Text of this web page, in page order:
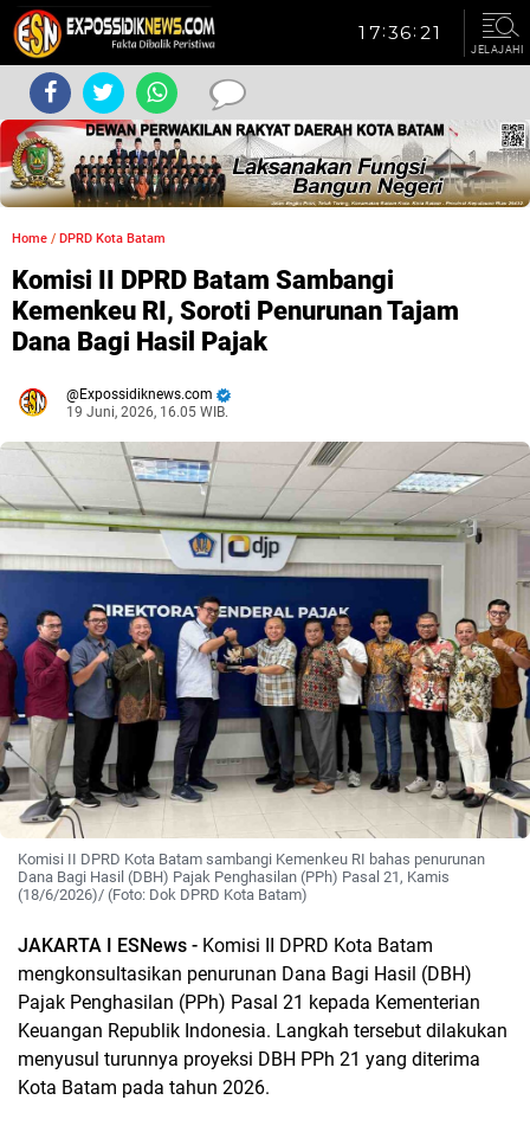
JELAJAHI
Home / DPRD Kota Batam
Komisi II DPRD Batam Sambangi
Kemenkeu RI, Soroti Penurunan Tajam
Dana Bagi Hasil Pajak
Expossidiknews.com
19 Juni, 2026, 16.05 WIB.
Komisi II DPRD Kota Batam sambangi Kemenkeu RI bahas penurunan
Dana Bagi Hasil (DBH) Pajak Penghasilan (PPh) Pasal 21, Kamis
(18/6/2026)/ (Foto: Dok DPRD Kota Batam)
JAKARTA I ESNews - Komisi II DPRD Kota Batam
mengkonsultasikan penurunan Dana Bagi Hasil (DBH)
Pajak Penghasilan (PPh) Pasal 21 kepada Kementerian
Keuangan Republik Indonesia. Langkah tersebut dilakukan
menyusul turunnya proyeksi DBH PPh 21 yang diterima
Kota Batam pada tahun 2026.